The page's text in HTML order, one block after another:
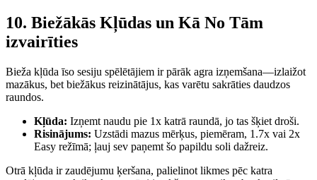
10. Biežākās Kļūdas un Kā No Tām
izvairīties
Bieža kļūda īso sesiju spēlētājiem ir pārāk agra izņemšana—izlaižot
mazākus, bet biežākus reizinātājus, kas varētu sakrāties daudzos
raundos.
Kļūda: Izņemt naudu pie 1x katrā raundā, jo tas šķiet droši.
Risinājums: Uzstādi mazus mērķus, piemēram, 1.7x vai 2x
Easy režīmā; ļauj sev paņemt šo papildu soli dažreiz.
Otrā kļūda ir zaudējumu ķeršana, palielinot likmes pēc katra